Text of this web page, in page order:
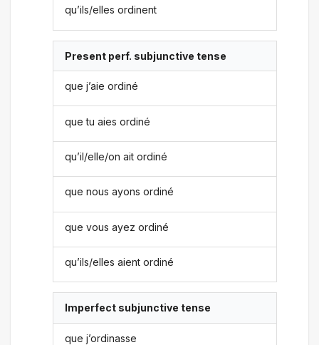
qu’ils/elles ordinent
Present perf. subjunctive tense
que j’aie ordiné
que tu aies ordiné
qu’il/elle/on ait ordiné
que nous ayons ordiné
que vous ayez ordiné
qu’ils/elles aient ordiné
Imperfect subjunctive tense
que j’ordinasse